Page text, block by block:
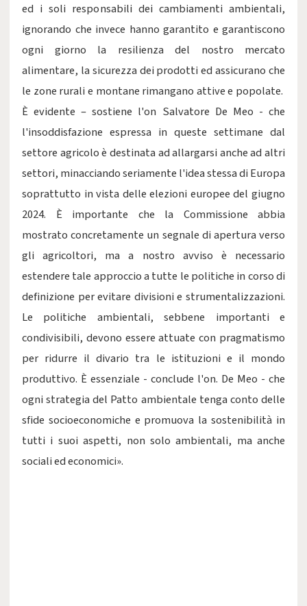
ed i soli responsabili dei cambiamenti ambientali,
ignorando che invece hanno garantito e garantiscono
ogni giorno la resilienza del nostro mercato
alimentare, la sicurezza dei prodotti ed assicurano che
le zone rurali e montane rimangano attive e popolate.
È evidente – sostiene l'on Salvatore De Meo - che
l'insoddisfazione espressa in queste settimane dal
settore agricolo è destinata ad allargarsi anche ad altri
settori, minacciando seriamente l'idea stessa di Europa
soprattutto in vista delle elezioni europee del giugno
2024. È importante che la Commissione abbia
mostrato concretamente un segnale di apertura verso
gli agricoltori, ma a nostro avviso è necessario
estendere tale approccio a tutte le politiche in corso di
definizione per evitare divisioni e strumentalizzazioni.
Le politiche ambientali, sebbene importanti e
condivisibili, devono essere attuate con pragmatismo
per ridurre il divario tra le istituzioni e il mondo
produttivo. È essenziale - conclude l'on. De Meo - che
ogni strategia del Patto ambientale tenga conto delle
sfide socioeconomiche e promuova la sostenibilità in
tutti i suoi aspetti, non solo ambientali, ma anche
sociali ed economici».